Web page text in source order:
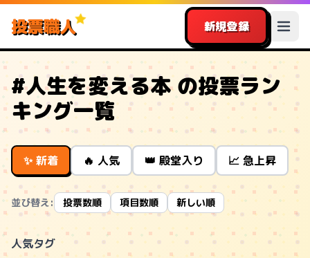
投票職人 新規登録
#人生を変える本 の投票ラン
キング一覧
✨ 新着 🔥 人気 👑 殿堂入り 📈 急上昇
並び替え: 投票数順 項目数順 新しい順
人気タグ